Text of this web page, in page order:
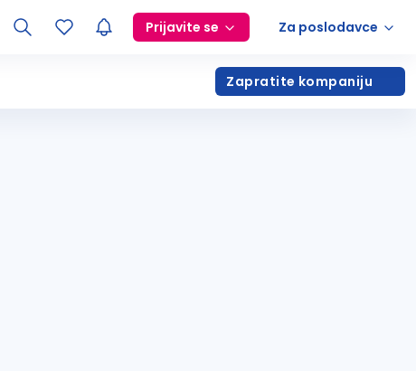
Prijavite se Za poslodavce
Zapratite kompaniju